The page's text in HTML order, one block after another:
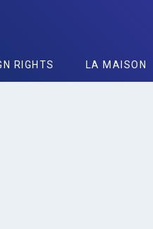
RIGHTS LA MAISON